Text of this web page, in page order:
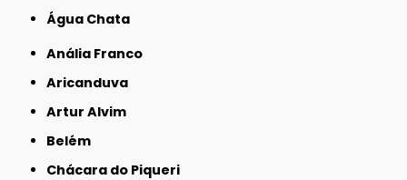
Água Chata
Anália Franco
Aricanduva
Artur Alvim
Belém
Chácara do Piqueri